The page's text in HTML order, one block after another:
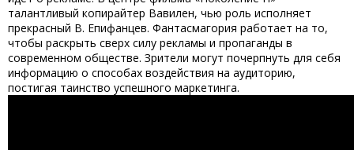
талантливый копирайтер Вавилен, чью роль исполняет
прекрасный В. Епифанцев. Фантасмагория работает на то,
чтобы раскрыть сверх силу рекламы и пропаганды в
современном обществе. Зрители могут почерпнуть для себя
информацию о способах воздействия на аудиторию,
постигая таинство успешного маркетинга.